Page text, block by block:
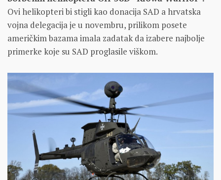
Ovi helikopteri bi stigli kao donacija SAD a hrvatska
vojna delegacija je u novembru, prilikom posete
američkim bazama imala zadatak da izabere najbolje
primerke koje su SAD proglasile viškom.